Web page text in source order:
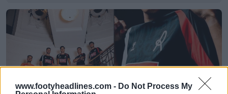
www.footyheadlines.com - Do Not Process My